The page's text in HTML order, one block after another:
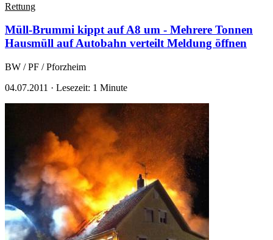
Rettung
Müll-Brummi kippt auf A8 um - Mehrere Tonnen
Hausmüll auf Autobahn verteiltMeldung öffnen
BW / PF / Pforzheim
04.07.2011 · Lesezeit: 1 Minute